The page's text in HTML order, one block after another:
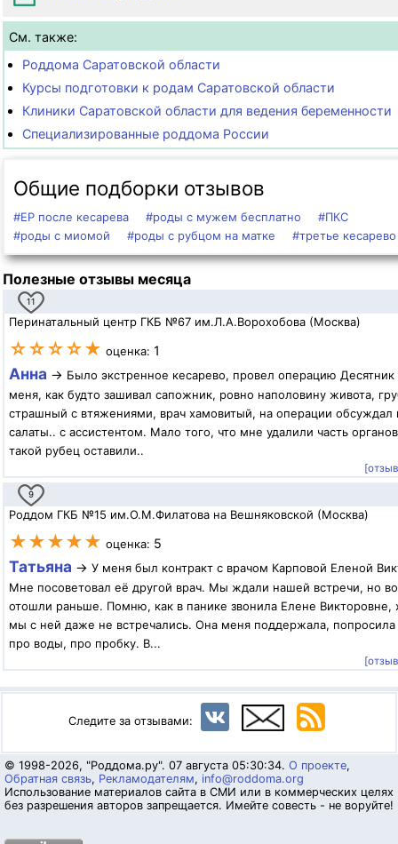
См. также:
Роддома Саратовской области
Курсы подготовки к родам Саратовской области
Клиники Саратовской области для ведения беременности
Специализированные роддома России
Общие подборки отзывов
#ЕР после кесарева #роды с мужем бесплатно
#ПКС
#роды с миомой
#роды с рубцом на матке #третье кесарево
Полезные отзывы месяца
11
Перинатальный центр ГКБ №67 им.Л.А.Ворохобова (Москва)
☆☆☆☆★ оценка: 1
Анна → Было экстренное кесарево, провел операцию
меня, как будто зашивал сапожник, ровно наполовину живота,
страшный с втяжениями, врач хамовитый, на операции обсуждал
салаты.. с ассистентом. Мало того, что мне удалили часть
такой рубец оставили..
9
Роддом ГКБ №15 им.О.М.Филатова на Вешняковской (Москва)
★★★★★ оценка: 5
Татьяна → У меня был контракт с врачом Карповой Еленой
Мне посоветовал её другой врач. Мы ждали нашей встречи, но
отошли раньше. Помню, как в панике звонила Елене Викторовне,
мы с ней даже не встречались. Она меня поддержала, попросила
про воды, про пробку. В...
Следите за отзывами:
© 1998-2026, "Роддома.ру". 07 августа 05:30:34. О проекте,
Обратная связь, Рекламодателям, info@roddoma.org
Использование материалов сайта в СМИ или в коммерческих целях
без разрешения авторов запрещается. Имейте совесть - не воруйте!